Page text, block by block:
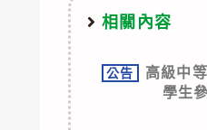
相關內容
公告
高級中
學生